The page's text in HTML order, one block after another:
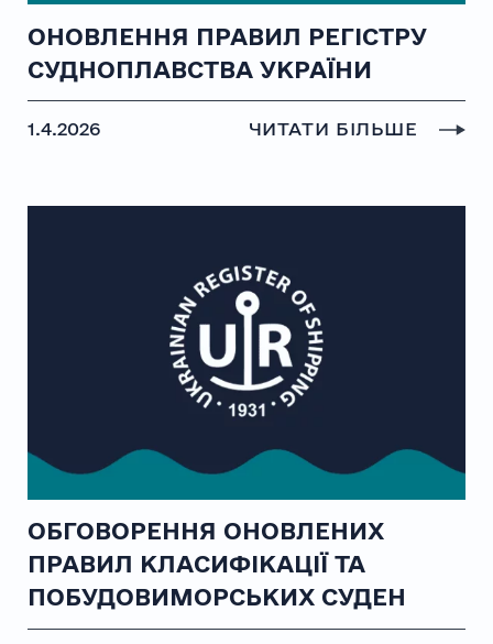
ОНОВЛЕННЯ ПРАВИЛ РЕГІСТРУ
СУДНОПЛАВСТВА УКРАЇНИ
1.4.2026 ЧИТАТИ БІЛЬШЕ
ОБГОВОРЕННЯ ОНОВЛЕНИХ
ПРАВИЛ КЛАСИФІКАЦІЇ ТА
ПОБУДОВИМОРСЬКИХ СУДЕН